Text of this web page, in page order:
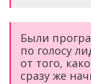
Были
по голосу
от того,
сразу же